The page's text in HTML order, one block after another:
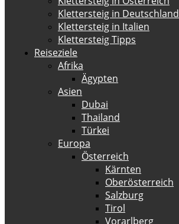
Klettersteig in Deutschland
Klettersteig in Italien
Klettersteig Tipps
Reiseziele
Afrika
Ägypten
Asien
Dubai
Thailand
Türkei
Europa
Österreich
Kärnten
Oberösterreich
Salzburg
Tirol
Vorarlberg